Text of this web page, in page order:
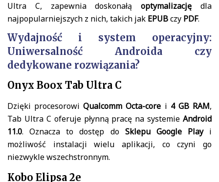
Ultra C, zapewnia doskonałąoptymalizację dla
najpopularniejszych z nich, takich jak EPUBczy PDF.
Wydajność i system operacyjny:
Uniwersalność Androida czy
dedykowane rozwiązania?
Onyx Boox Tab Ultra C
Dzięki procesorowiQualcomm Octa-core i 4 GB RAM,
Tab Ultra C oferuje płynną pracę na systemie Android
11.0. Oznacza to dostęp do Sklepu Google Playi
możliwość instalacji wielu aplikacji, co czyni go
niezwykle wszechstronnym.
Kobo Elipsa 2e